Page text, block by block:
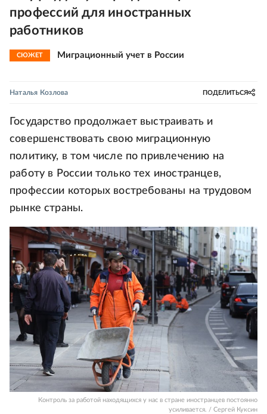
профессий для иностранных
работников
СЮЖЕТ Миграционный учет в России
Наталья Козлова ПОДЕЛИТЬСЯ
Государство продолжает выстраивать и
совершенствовать свою миграционную
политику, в том числе по привлечению на
работу в России только тех иностранцев,
профессии которых востребованы на трудовом
рынке страны.
Контроль за работой находящихся у нас в стране иностранцев постоянно
усиливается. / Сергей Куксин